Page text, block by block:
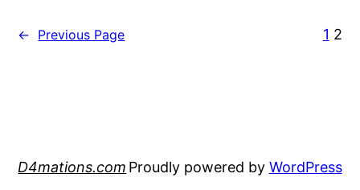
← Previous Page 1 2
D4mations.com Proudly powered by WordPress